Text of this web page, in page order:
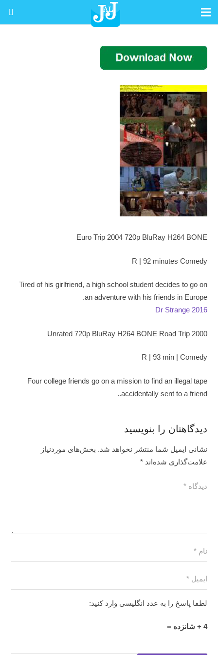
Euro Trip 2004 720p BluRay H264 BONE
R | 92 minutes Comedy
Tired of his girlfriend, a high school student decides to go on
an adventure with his friends in Europe.
Dr Strange 2016
2000 Unrated 720p BluRay H264 BONE Road Trip
R | 93 min | Comedy
Four college friends go on a mission to find an illegal tape
accidentally sent to a friend..
دیدگاهتان را بنویسید
نشانی ایمیل شما منتشر نخواهد شد. بخش‌های موردنیاز
علامت‌گذاری شده‌اند*
لطفا پاسخ را به عدد انگلیسی وارد کنید:
4 + شانزده =